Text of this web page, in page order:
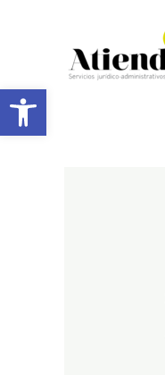
de
entradas
Abrir barra de herramientas